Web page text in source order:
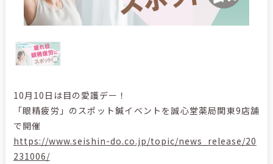
10月10日は目の愛護デー！
「眼精疲労」のスポット鍼イベントを誠心堂薬局関東9店舗
で開催
https://www.seishin-do.co.jp/topic/news_release/20
231006/